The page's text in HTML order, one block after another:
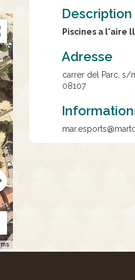
Description
Piscines a l'aire
Adresse
carrer del Parc, s/n
08107